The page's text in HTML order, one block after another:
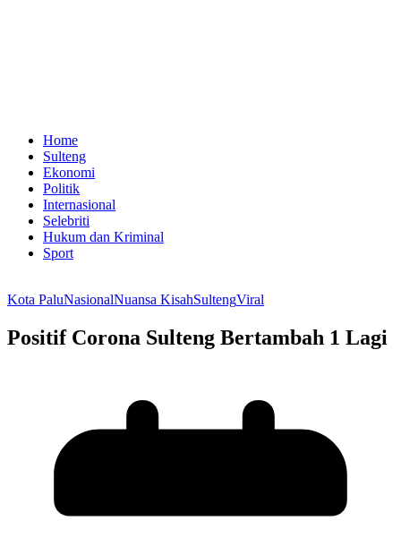
Home
Sulteng
Ekonomi
Politik
Internasional
Selebriti
Hukum dan Kriminal
Sport
Kota PaluNasionalNuansa KisahSultengViral
Positif Corona Sulteng Bertambah 1 Lagi